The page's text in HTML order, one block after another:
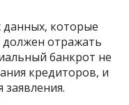
данных, которые
отражать
банкрот не
кредиторов, и